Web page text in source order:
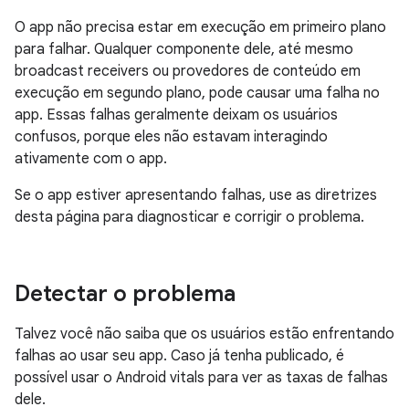
O app não precisa estar em execução em primeiro plano
para falhar. Qualquer componente dele, até mesmo
broadcast receivers ou provedores de conteúdo em
execução em segundo plano, pode causar uma falha no
app. Essas falhas geralmente deixam os usuários
confusos, porque eles não estavam interagindo
ativamente com o app.
Se o app estiver apresentando falhas, use as diretrizes
desta página para diagnosticar e corrigir o problema.
Detectar o problema
Talvez você não saiba que os usuários estão enfrentando
falhas ao usar seu app. Caso já tenha publicado, é
possível usar o Android vitals para ver as taxas de falhas
dele.